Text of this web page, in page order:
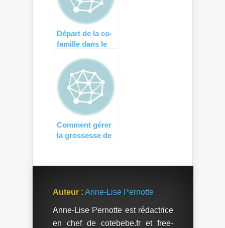
Départ de la co-
famille dans le
garde partagée
Comment gérer
la grossesse de
Auteur : Anne-Lise Pernotte
Anne-Lise Pernotte est rédactrice
en chef de cotebebe.fr et free-